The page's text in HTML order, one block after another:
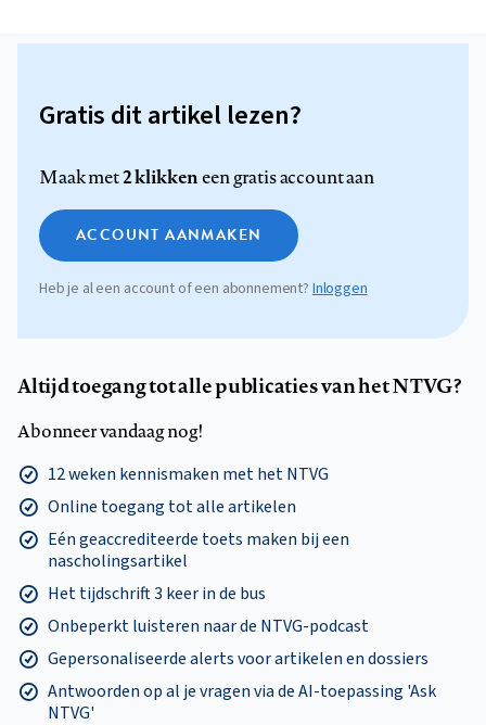
Gratis dit artikel lezen?
Maak met2 klikkeneen gratis account aan
ACCOUNT AANMAKEN
Heb je al een account of een abonnement? Inloggen
Altijd toegang tot alle publicaties van het NTVG?
Abonneer vandaag nog!
12 weken kennismaken met het NTVG
Online toegang tot alle artikelen
Eén geaccrediteerde toets maken bij een
nascholingsartikel
Het tijdschrift 3 keer in de bus
Onbeperkt luisteren naar de NTVG-podcast
Gepersonaliseerde alerts voor artikelen en dossiers
Antwoorden op al je vragen via de AI-toepassing 'Ask
NTVG'